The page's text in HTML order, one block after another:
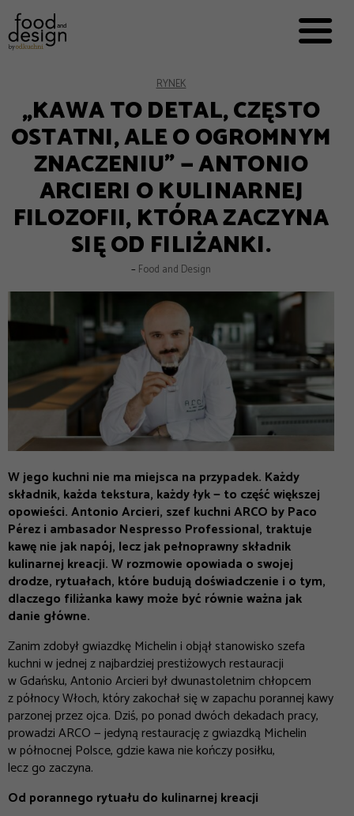


EKSPERCI
FOOD WORKING
E-BOOKI
O NAS
REKLAMA
RYNEK
„KAWA TO DETAL, CZĘSTO
OSTATNI, ALE O OGROMNYM
ZNACZENIU” — ANTONIO
ARCIERI O KULINARNEJ
FILOZOFII, KTÓRA ZACZYNA
SIĘ OD FILIŻANKI.
– Food and Design
W jego kuchni nie ma miejsca na przypadek. Każdy
składnik, każda tekstura, każdy łyk — to część większej
opowieści. Antonio Arcieri, szef kuchni ARCO by Paco
Pérez i ambasador Nespresso Professional, traktuje
kawę nie jak napój, lecz jak pełnoprawny składnik
kulinarnej kreacji. W rozmowie opowiada o swojej
drodze, rytuałach, które budują doświadczenie i o tym,
dlaczego filiżanka kawy może być równie ważna jak
danie główne.
Zanim zdobył gwiazdkę Michelin i objął stanowisko szefa
kuchni w jednej z najbardziej prestiżowych restauracji
w Gdańsku, Antonio Arcieri był dwunastoletnim chłopcem
z północy Włoch, który zakochał się w zapachu porannej kawy
parzonej przez ojca. Dziś, po ponad dwóch dekadach pracy,
prowadzi ARCO — jedyną restaurację z gwiazdką Michelin
w północnej Polsce, gdzie kawa nie kończy posiłku,
lecz go zaczyna.
Od porannego rytuału do kulinarnej kreacji